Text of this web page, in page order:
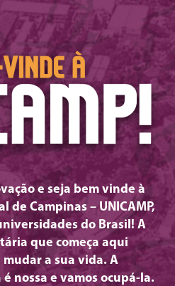
e seja bem vinde à
de Campinas – UNICAMP,
do Brasil! A
que começa aqui
a sua vida. A
nossa e vamos ocupá-la.